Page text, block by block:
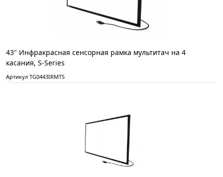
43" Инфракрасная сенсорная рамка мультитач на 4
касания, S-Series
Артикул TG0443IRMTS